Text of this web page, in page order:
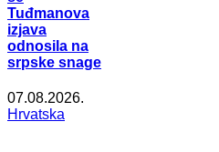
Tuđmanova
izjava
odnosila na
srpske snage
07.08.2026.
Hrvatska